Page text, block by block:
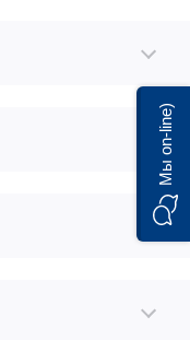
Мы on-line)